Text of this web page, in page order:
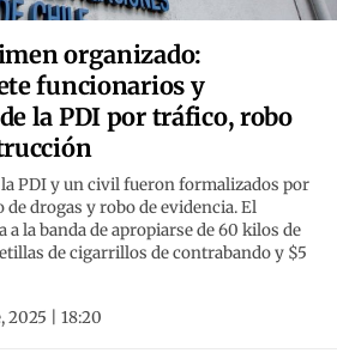
organizado:
funcionarios y
la PDI por tráfico, robo
PDI y un civil fueron formalizados por
drogas y robo de evidencia. El
la banda de apropiarse de 60 kilos de
de cigarrillos de contrabando y $5
2025 | 18:20